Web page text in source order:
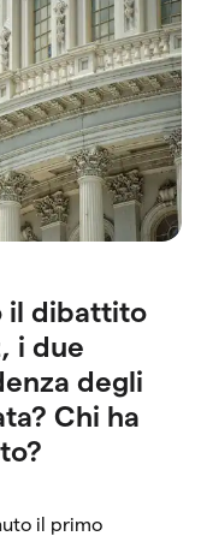
il dibattito
i due
degli
Chi ha
il primo